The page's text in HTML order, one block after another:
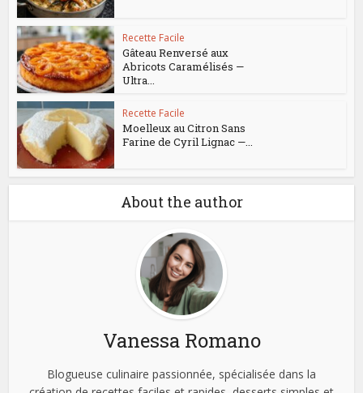
Recette Facile
Gâteau Renversé aux
Abricots Caramélisés —
Ultra...
Recette Facile
Moelleux au Citron Sans
Farine de Cyril Lignac —...
About the author
Vanessa Romano
Blogueuse culinaire passionnée, spécialisée dans la